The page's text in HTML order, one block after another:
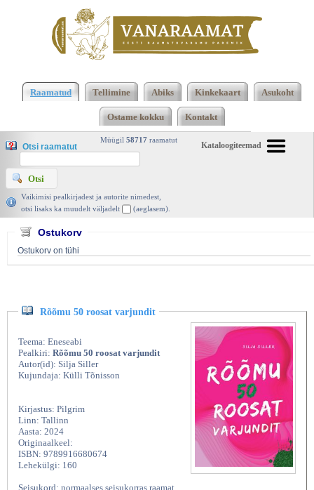
roosat varjundit, Silja Siller, Pilgrim 2024 |
vanaraamat. ee
Raamatud Tellimine Abiks Kinkekaart Asukoht
Ostame kokku Kontakt
Kataloogiteemad
Müügil 58717 raamatut
Otsi raamatut
Vaikimisi pealkirjadest ja autorite nimedest,
otsi lisaks ka muudelt väljadelt
(aeglasem).
Ostukorv
Ostukorv on tühi
Rõõmu 50 roosat varjundit
Teema: Eneseabi
Pealkiri: Rõõmu 50 roosat varjundit
Autor(id): Silja Siller
Kujundaja: Külli Tõnisson
Kirjastus: Pilgrim
Linn: Tallinn
Aasta: 2024
Originaalkeel:
ISBN: 9789916680674
Lehekülgi: 160
Seisukord: normaalses seisukorras raamat